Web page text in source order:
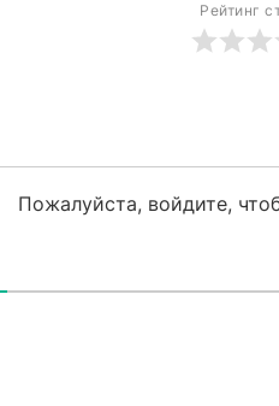
Рейтинг
Пожалуйста, войдите,